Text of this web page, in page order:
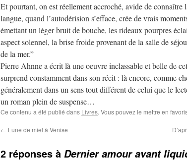
Et pourtant, on est réellement accroché, avide de connaître
langue, quand l’autodérision s’efface, crée de vrais
émettant un léger bruit de bouche, les rideaux pourpres
aspect solennel, la brise froide provenant de la salle de
de la mer.”
Pierre Ahnne a écrit là une oeuvre inclassable et belle de
surprend constamment dans son récit : là encore, comme
généralement dans un sens tout différent de celui que le
un roman plein de suspense…
Ce contenu a été publié dans Livres. Vous pouvez le mettre en
← Lune de miel à Venise
2 réponses à Dernier amour avant